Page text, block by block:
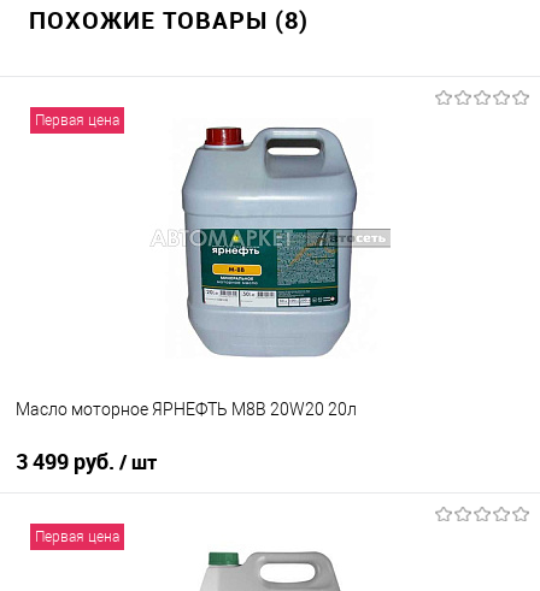
ПОХОЖИЕ ТОВАРЫ (8)
Первая цена
Масло моторное ЯРНЕФТЬ М8В 20W20 20л
3 499 руб. / шт
Первая цена